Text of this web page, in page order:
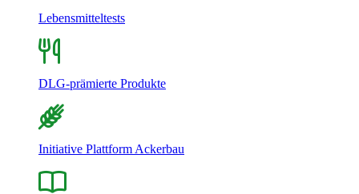
Lebensmitteltests
DLG-prämierte Produkte
Initiative Plattform Ackerbau